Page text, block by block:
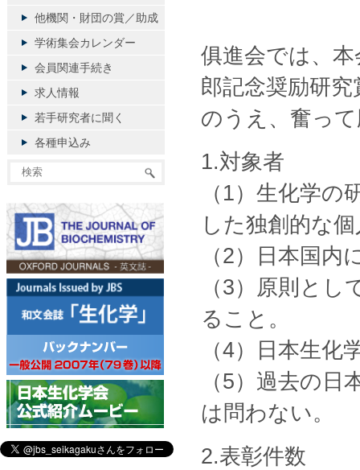
俱進会では、
郎記念奨励研
のうえ、奮っ
1.対象者
（1）生化学
した独創的な
（2）日本国内
（3）原則と
ること。
（4）日本生
（5）過去の
は問わない。
2.表彰件数
他機関・財団の賞／助成
学術集会カレンダー
会員関連手続き
求人情報
若手研究者に聞く
各種申込み